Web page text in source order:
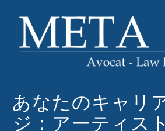
あなたのキャリ
ジ：アーティス